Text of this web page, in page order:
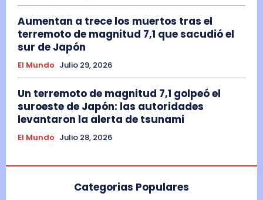
Aumentan a trece los muertos tras el
terremoto de magnitud 7,1 que sacudió el
sur de Japón
El Mundo Julio 29, 2026
Un terremoto de magnitud 7,1 golpeó el
suroeste de Japón: las autoridades
levantaron la alerta de tsunami
El Mundo Julio 28, 2026
Categorias Populares